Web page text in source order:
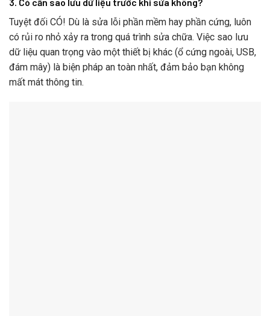
Tuyệt đối CÓ! Dù là sửa lỗi phần mềm hay phần cứng, luôn
có rủi ro nhỏ xảy ra trong quá trình sửa chữa. Việc sao lưu
dữ liệu quan trọng vào một thiết bị khác (ổ cứng ngoài, USB,
đám mây) là biện pháp an toàn nhất, đảm bảo bạn không
mất mát thông tin.